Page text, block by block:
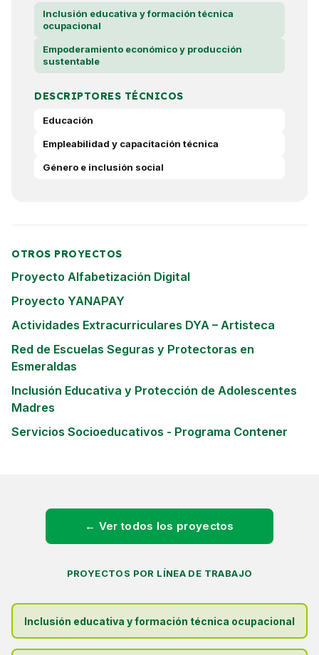
Inclusión educativa y formación técnica
ocupacional
Empoderamiento económico y producción
sustentable
DESCRIPTORES TÉCNICOS
Educación
Empleabilidad y capacitación técnica
Género e inclusión social
OTROS PROYECTOS
Proyecto Alfabetización Digital
Proyecto YANAPAY
Actividades Extracurriculares DYA – Artisteca
Red de Escuelas Seguras y Protectoras en
Esmeraldas
Inclusión Educativa y Protección de Adolescentes
Madres
Servicios Socioeducativos - Programa Contener
← Ver todos los proyectos
PROYECTOS POR LÍNEA DE TRABAJO
Inclusión educativa y formación técnica ocupacional